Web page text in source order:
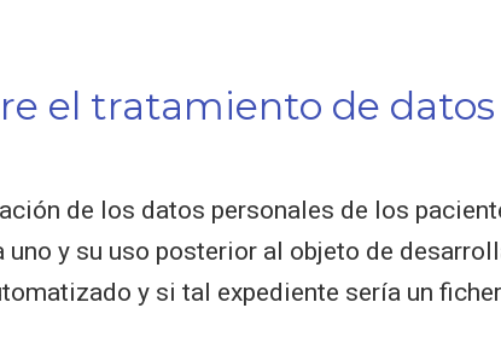
el tratamiento de
de los datos personales de los
uno y su uso posterior al objeto de
y si tal expediente sería un